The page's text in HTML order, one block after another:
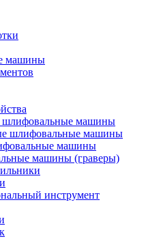
машины
машины
шлифовальные машины
машины
машины (граверы)
инструмент